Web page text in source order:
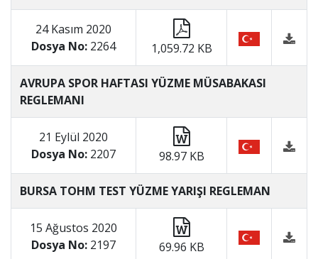
24 Kasım 2020
Dosya No: 2264 1,059.72 KB
AVRUPA SPOR HAFTASI YÜZME MÜSABAKASI
REGLEMANI
21 Eylül 2020
Dosya No: 2207 98.97 KB
BURSA TOHM TEST YÜZME YARIŞI REGLEMAN
15 Ağustos 2020
Dosya No: 2197 69.96 KB